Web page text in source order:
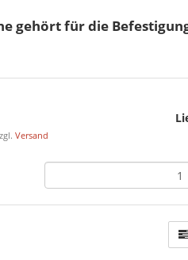
gehört für die
Versand